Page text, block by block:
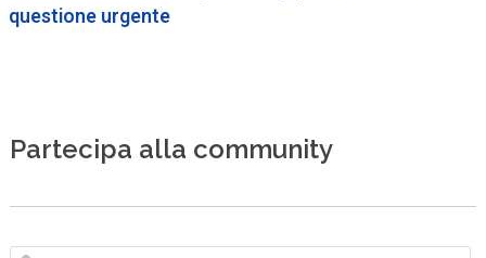
questione urgente
Partecipa alla community